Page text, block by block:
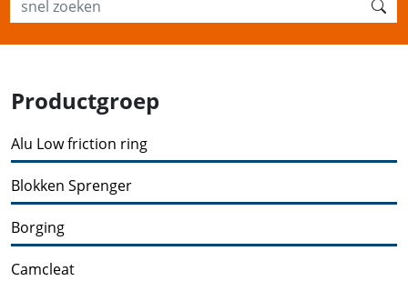
Productgroep
Alu Low friction ring
Blokken Sprenger
Borging
Camcleat